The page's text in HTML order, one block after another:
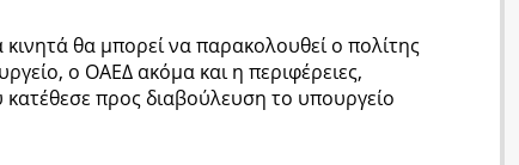
θα μπορεί να παρακολουθεί ο πολίτης
ο ΟΑΕΔ ακόμα και η περιφέρειες,
προς διαβούλευση το υπουργείο